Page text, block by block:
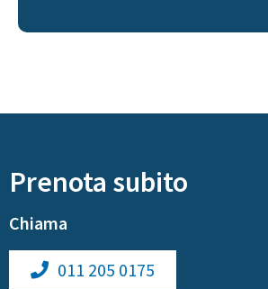
Prenota subito
Chiama
011 205 0175